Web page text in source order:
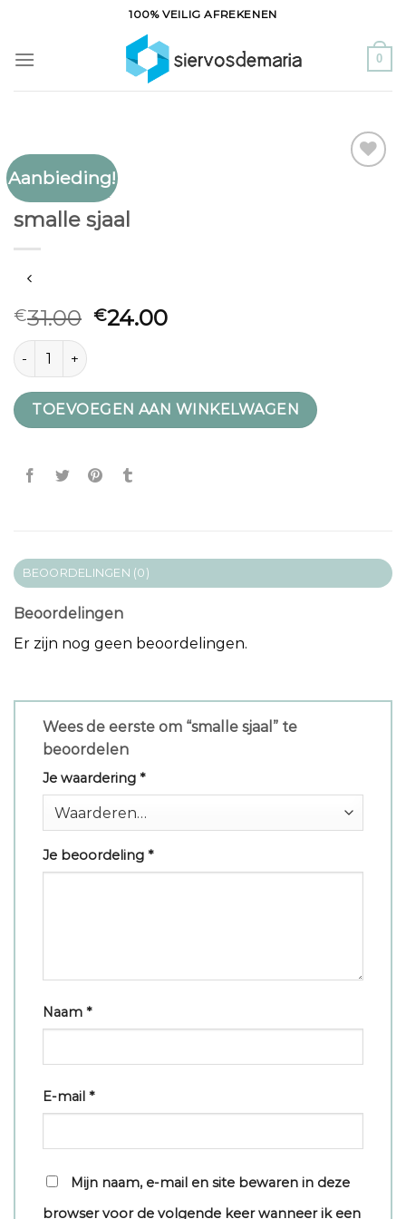
inhoud
100% VEILIG AFREKENEN
0
Aanbieding!
SMALLE SJAAL
smalle sjaal
€31.00 €24.00
smalle sjaal aantal
TOEVOEGEN AAN WINKELWAGEN
BEOORDELINGEN (0)
Beoordelingen
Er zijn nog geen beoordelingen.
Wees de eerste om “smalle sjaal” te
beoordelen
Je waardering *
Je beoordeling *
Naam *
E-mail *
Mijn naam, e-mail en site bewaren in deze
browser voor de volgende keer wanneer ik een